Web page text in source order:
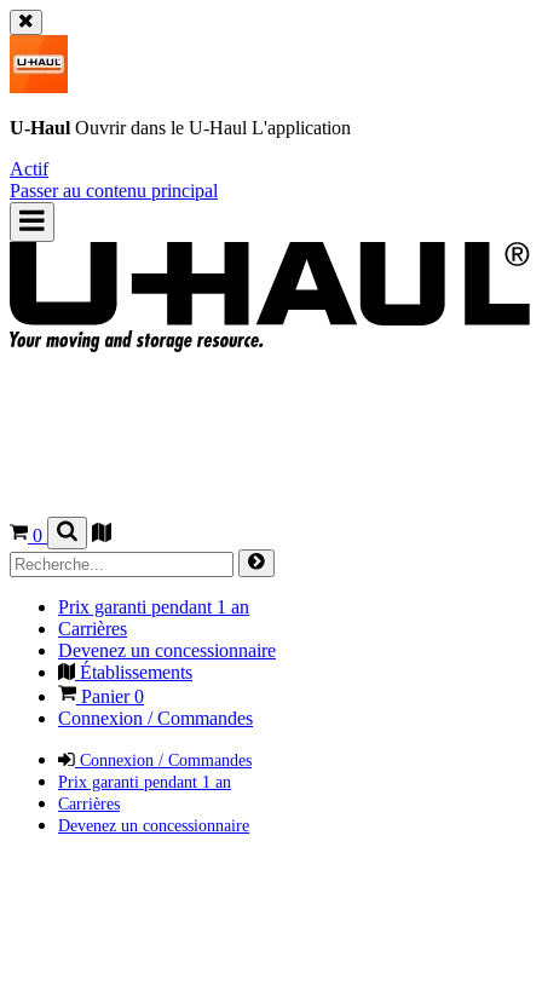
U-Haul Ouvrir dans le U-Haul L'application
Actif
Passer au contenu principal
0
Prix garanti pendant 1 an
Carrières
Devenez un concessionnaire
Établissements
Panier0
Connexion / Commandes
Connexion / Commandes
Prix garanti pendant 1 an
Carrières
Devenez un concessionnaire